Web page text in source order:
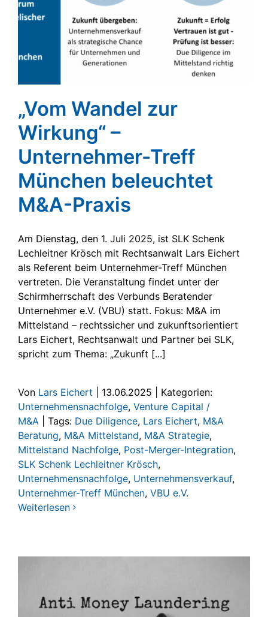
„Vom Wandel zur
Wirkung“ –
Unternehmer-Treff
München beleuchtet
M&A-Praxis
Am Dienstag, den 1. Juli 2025, ist SLK Schenk
Lechleitner Krösch mit Rechtsanwalt Lars Eichert
als Referent beim Unternehmer-Treff München
vertreten. Die Veranstaltung findet unter der
Schirmherrschaft des Verbunds Beratender
Unternehmer e.V. (VBU) statt. Fokus: M&A im
Mittelstand – rechtssicher und zukunftsorientiert
Lars Eichert, Rechtsanwalt und Partner bei SLK,
spricht zum Thema: „Zukunft [...]
Von Lars Eichert 13.06.2025
Kategorien:
Unternehmensnachfolge, Venture Capital /
M&A
Tags: Due Diligence, Lars Eichert, M&A
Beratung, M&A Mittelstand, M&A Strategie,
Mittelstand Nachfolge, Post-Merger-Integration,
SLK Schenk Lechleitner Krösch,
Unternehmensnachfolge, Unternehmensverkauf,
Unternehmer-Treff München, VBU e.V.
Weiterlesen